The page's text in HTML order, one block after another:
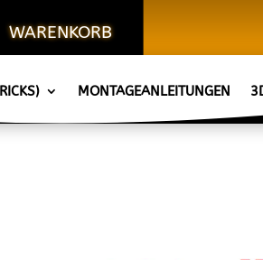
WARENKORB
KASSEMONTAGEANLEITUNGEN